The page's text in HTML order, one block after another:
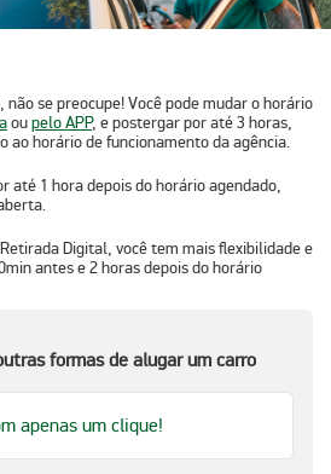
se preocupe! Você podemudar o horário
oupelo APP, e postergar por até 3 horas,
ao horário de funcionamento da agência.
até 1 hora depois do horário agendado,
Digital, você tem mais flexibilidade e
antes e 2 horas depois do horário
formas de alugar um carro
apenas um clique!